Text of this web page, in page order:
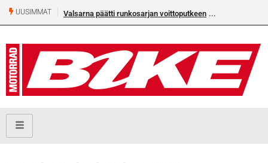
UUSIMMAT Valsarna päätti runkosarjan voittoputkeen